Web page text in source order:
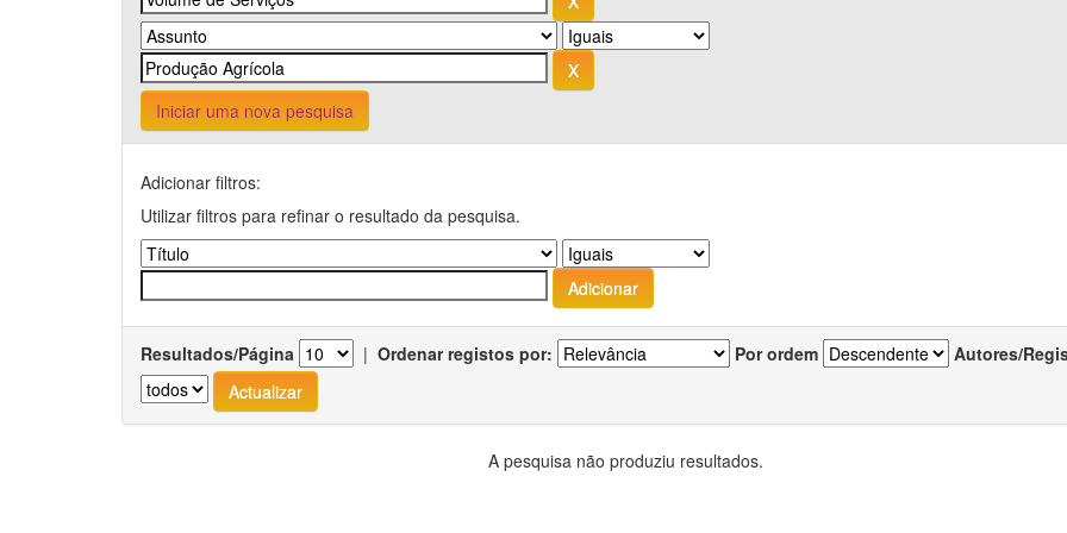
Iniciar uma nova pesquisa
Adicionar filtros:
Utilizar filtros para refinar o resultado da pesquisa.
Resultados/Página | Ordenar registos por: Por ordem Autores/
A pesquisa não produziu resultados.